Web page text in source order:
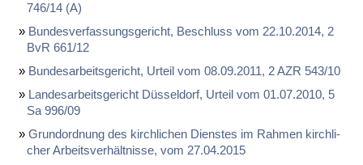
746/14 (A)
Bun­des­ver­fas­sungs­ge­richt, Be­schluss vom 22.10.2014, 2
BvR 661/12
Bun­des­ar­beits­ge­richt, Ur­teil vom 08.09.2011, 2 AZR 543/10
Lan­des­ar­beits­ge­richt Düs­sel­dorf, Ur­teil vom 01.07.2010, 5
Sa 996/09
Grund­ord­nung des kirch­li­chen Diens­tes im Rah­men kirch­li­
cher Ar­beits­ver­hält­nis­se, vom 27.04.2015